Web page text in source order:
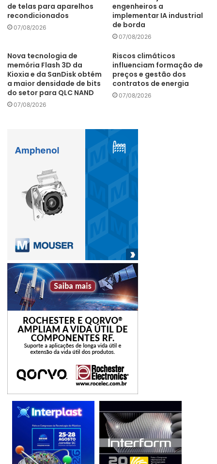
Ciberataques cibersegurança
clientes contratar Internet
multinacional ramsomware Serviço
sistemas Solução
de telas para aparelhos
recondicionados
07/08/2026
engenheiros a
implementar IA industrial
de borda
07/08/2026
Nova tecnologia de
memória Flash 3D da
Kioxia e da SanDisk obtém
a maior densidade de bits
do setor para QLC NAND
07/08/2026
Riscos climáticos
influenciam formação de
preços e gestão dos
contratos de energia
07/08/2026